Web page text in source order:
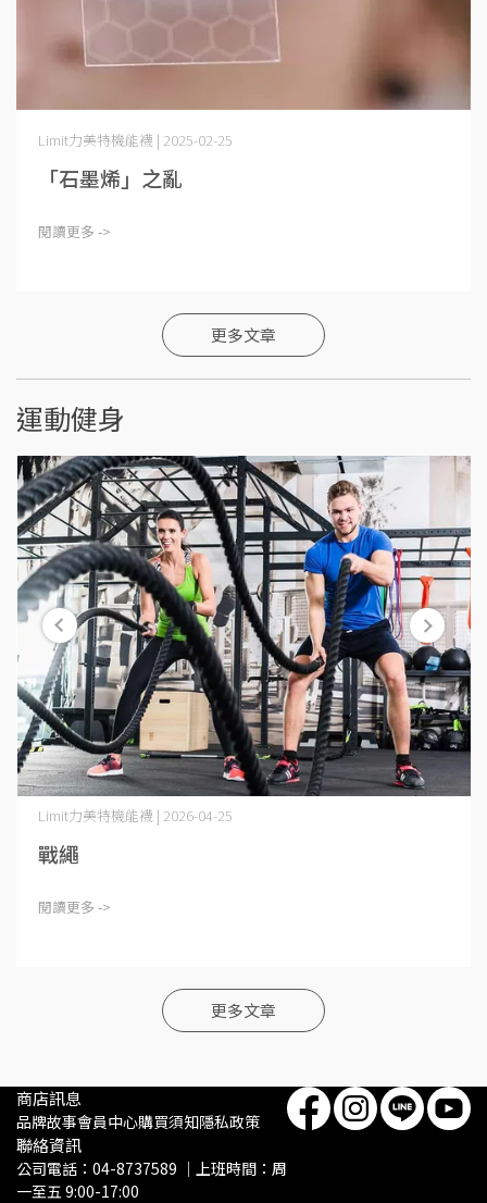
Limit力美特機能襪 | 2025-02-25
「石墨烯」之亂
閱讀更多 ->
更多文章
運動健身
Limit力美特機能襪 | 2026-04-25
戰繩
閱讀更多 ->
更多文章
商店訊息
品牌故事會員中心購買須知隱私政策
聯絡資訊
公司電話：04-8737589 ｜上班時間：周
一至五 9:00-17:00